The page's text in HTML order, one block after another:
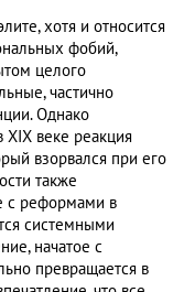
хотя и относится
фобий,
целого
частично
Однако
веке реакция
взорвался при его
также
с реформами в
системными
начатое с
превращается в